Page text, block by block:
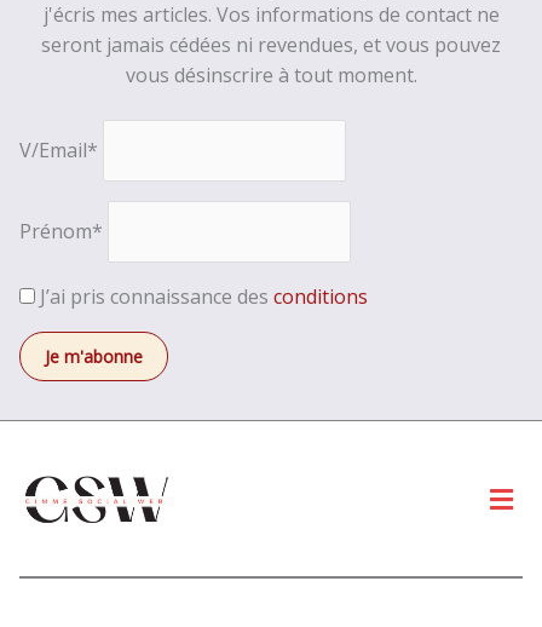
j'écris mes articles. Vos informations de contact ne
seront jamais cédées ni revendues, et vous pouvez
vous désinscrire à tout moment.
V/Email*
Prénom*
J’ai pris connaissance des conditions